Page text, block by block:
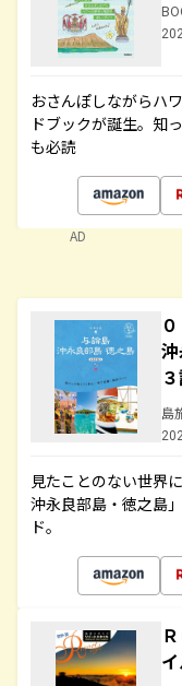
おさんぽしながらハ
ドブックが誕生。知
も必読
AD
島
見たことのない世界
沖永良部島・徳之島
ド。